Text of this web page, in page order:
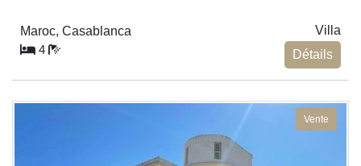
Maroc, Casablanca
Villa
4
Détails
Vente